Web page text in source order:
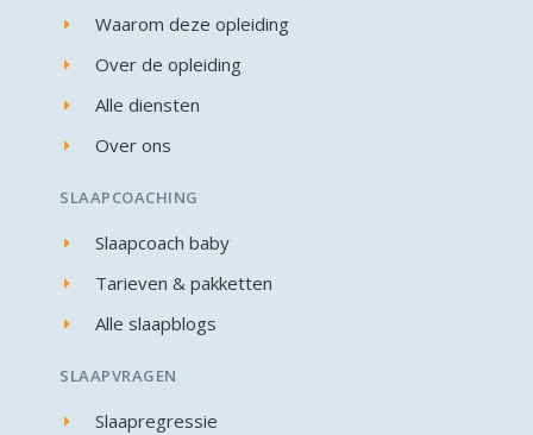
Waarom deze opleiding
Over de opleiding
Alle diensten
Over ons
SLAAPCOACHING
Slaapcoach baby
Tarieven & pakketten
Alle slaapblogs
SLAAPVRAGEN
Slaapregressie